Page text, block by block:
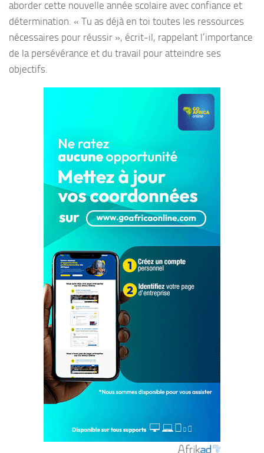
aborder cette nouvelle année scolaire avec confiance et
détermination. « Tu as déjà en toi toutes les ressources
nécessaires pour réussir », écrit-il, rappelant l’importance
de la persévérance et du travail pour atteindre ses
objectifs.